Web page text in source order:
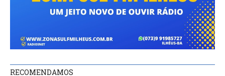
RECOMENDAMOS